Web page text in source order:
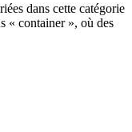
dans cette catégorie
« container », où des